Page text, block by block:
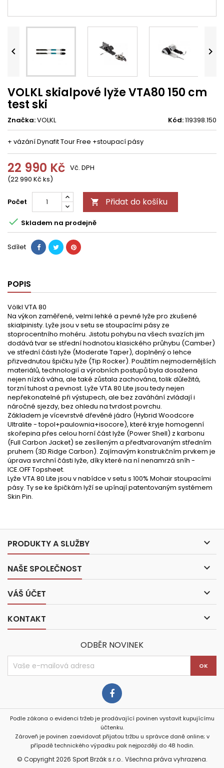
 
VOLKL skialpové lyže VTA80 150 cm
test ski
Značka:VOLKL Kód:119398.150
+ vázání Dynafit Tour Free +stoupací pásy
22 990 Kč
(22 990 Kč ks)
Vč. DPH
Počet  Přidat do košíku
 Skladem na prodejně
Sdílet
POPIS
Völkl VTA 80
Na výkon zaměřené, velmi lehké a pevné lyže pro zkušené
skialpinisty. Lyže jsou v setu se stoupacími pásy ze
stoprocentního mohéru. Jistotu pohybu na všech svazích jim
dodává tvar se střední hodnotou klasického průhybu (Camber)
ve střední části lyže (Moderate Taper), doplněný o lehce
přizvednutou špičku lyže (Tip Rocker). Použitím nejmodernějších
materiálů, technologií a výrobních postupů byla dosažena
nejen nízká váha, ale také zůstala zachována, tolik důležitá,
torzní tuhost a pevnost. Lyže VTA 80 Lite jsou tedy nejen
nepřekonatelné při výstupech, ale bez zaváhání zvládají i
náročné sjezdy, bez ohledu na tvrdost povrchu.
Základem je vícevrstvé dřevěné jádro (Hybrid Woodcore
Ultralite - topol+paulownia+isocore), které kryje homogenní
skořepina přes celou horní část lyže (Power Shell) z karbonu
(Full Carbon Jacket) se zesíleným a předtvarovaným středním
pruhem (3D.Ridge Carbon). Zajímavým konstrukčním prvkem je
úprava svrchní části lyže, díky které na ní nenamrzá sníh -
ICE.OFF Topsheet.
Lyže VTA 80 Lite jsou v nabídce v setu s 100% Mohair stoupacími
pásy. Ty se ke špičkám lyží se upínají patentovaným systémem
Skin Pin.
PRODUKTY A SLUŽBY 
NAŠE SPOLEČNOST 
VÁŠ ÚČET 
KONTAKT 
ODBĚR NOVINEK
Podle zákona o evidenci tržeb je prodávající povinen vystavit kupujícímu
účtenku.
Zároveň je povinen zaevidovat přijatou tržbu u správce daně online; v
případě technického výpadku pak nejpozději do 48 hodin.
© Copyright 2026 Sport Brzák s.r.o.. Všechna práva vyhrazena.